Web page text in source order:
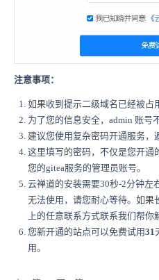
注意事项：
如果收到提示二级域名已经被占
为了您的信息安全，admin 账号
建议您使用复杂密码开通服务，
这里填写的密码，不仅是您开通
您的gitea服务的管理员账号。
云禅道的安装需要30秒-2分钟左
无法使用，请您耐心等待。如果
上的任意联系方式联系我们帮你
您新开通的站点可以免费试用31
用。